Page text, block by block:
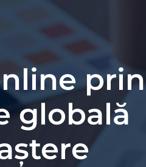
prin
globală